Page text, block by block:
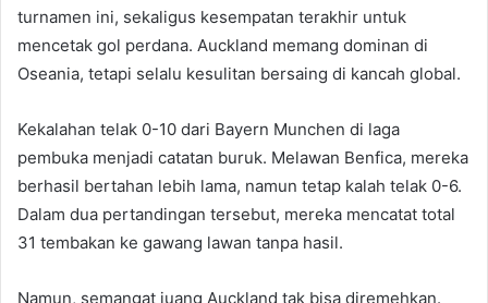
turnamen ini, sekaligus kesempatan terakhir untuk
mencetak gol perdana. Auckland memang dominan di
Oseania, tetapi selalu kesulitan bersaing di kancah global.
Kekalahan telak 0-10 dari Bayern Munchen di laga
pembuka menjadi catatan buruk. Melawan Benfica, mereka
berhasil bertahan lebih lama, namun tetap kalah telak 0-6.
Dalam dua pertandingan tersebut, mereka mencatat total
31 tembakan ke gawang lawan tanpa hasil.
Namun, semangat juang Auckland tak bisa diremehkan.